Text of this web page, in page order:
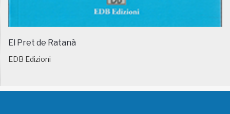
El Pret de Ratanà
EDB Edizioni